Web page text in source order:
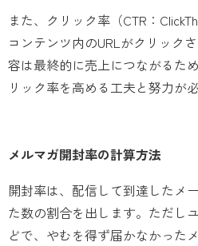
また、クリック率（CTR：
コンテンツ内のURLがクリック
容は最終的に売上につながるた
リック率を高める工夫と努力が
メルマガ開封率の計算方法
開封率は、配信して到達したメ
た数の割合を出します。ただし
どで、やむを得ず届かなかった